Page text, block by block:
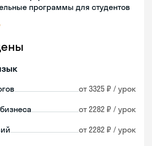
программы для студентов
от 3325 ₽ / урок
от 2282 ₽ / урок
от 2282 ₽ / урок